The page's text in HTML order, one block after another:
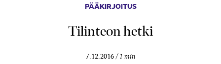
PÄÄKIRJOITUS
Tilinteon hetki
7.12.2016 1 min